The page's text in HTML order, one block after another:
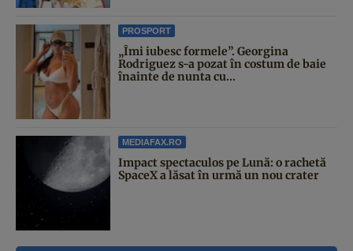
PROSPORT
„Îmi iubesc formele”. Georgina
Rodriguez s-a pozat în costum de baie
înainte de nunta cu...
MEDIAFAX.RO
Impact spectaculos pe Lună: o rachetă
SpaceX a lăsat în urmă un nou crater